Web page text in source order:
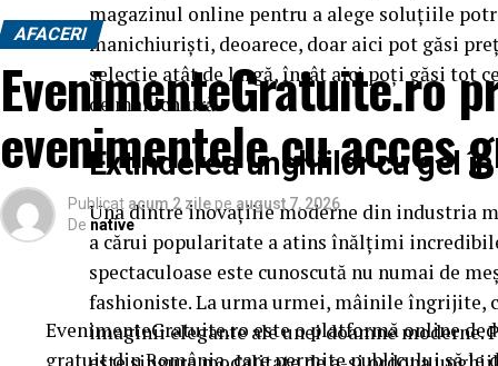
magazinul online pentru a alege soluțiile
manichiuriști, deoarece, doar aici pot găsi
selecție atât de largă, încât aici poți găsi tot
de manichiură.
Extinderea unghiilor cu gel
Una dintre inovațiile moderne din industria
a cărui popularitate a atins înălțimi
spectaculoase este cunoscută nu numai de
fashioniste. La urma urmei, mâinile îngrijite,
imaginii elegante ale unei doamne moderne.
AFACERI
EvenimenteGratuite.ro
evenimentele cu acces
Publicat acum 2 zile pe august 7, 2026
De native
EvenimenteGratuite.ro este o platformă online
gratuit din România, care permite publicului să le